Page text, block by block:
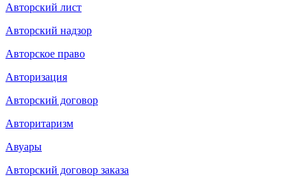
Авторский лист
Авторский надзор
Авторское право
Авторизация
Авторский договор
Авторитаризм
Авуары
Авторский договор заказа